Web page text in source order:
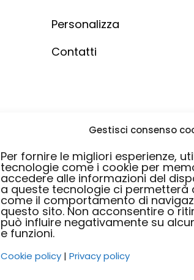
Gestisci consenso
Per fornire le migliori esperienze,
tecnologie come i cookie per
accedere alle informazioni del
a queste tecnologie ci permetterà
come il comportamento di
questo sito. Non acconsentire o
può influire negativamente su
e funzioni.
Cookie policy | Privacy policy
Personalizza
Contatti